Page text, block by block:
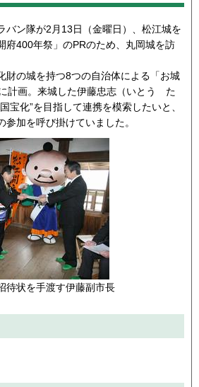
バン隊が2月13日（金曜日）、松江城を
府400年祭」のPRのため、丸岡城を訪
財の城を持つ8つの自治体による「お城
計画。来城した伊藤忠志（いとう た
宝化”を目指して連携を模索したいと、
加を呼び掛けていました。
待状を手渡す伊藤副市長